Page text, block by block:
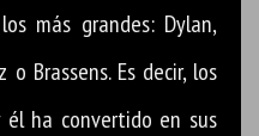
más grandes: Dylan,
o Brassens. Es decir, los
ha convertido en sus